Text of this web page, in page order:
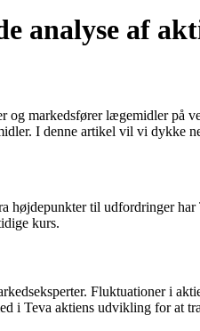
analyse af
og markedsfører lægemidler
I denne artikel vil vi dykke
højdepunkter til udfordringer
kurs.
Fluktuationer i
i Teva aktiens udvikling for at